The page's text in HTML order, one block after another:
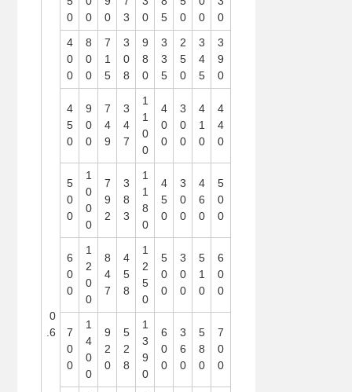
0
.6
0
0
0
3
0
5
0
0
0
4
0
0
8
0
0
7
1
5
3
0
8
9
8
0
3
3
5
2
5
0
3
4
5
3
9
0
4
5
0
9
0
0
7
4
9
3
4
7
1
1
0
0
4
0
0
3
0
0
4
1
0
4
4
0
5
0
0
1
0
0
0
7
9
2
3
8
3
1
1
8
0
4
5
0
3
0
0
4
6
0
5
0
0
6
0
0
1
2
0
0
8
4
7
4
5
8
1
2
5
0
5
0
0
3
0
0
5
1
0
6
0
0
7
0
0
1
4
0
0
9
2
0
5
2
8
1
3
9
0
6
0
0
3
6
0
5
8
0
7
0
0